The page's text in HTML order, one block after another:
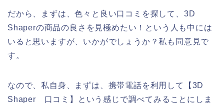
だから、まずは、色々と良い口コミを探して、3D
Shaperの商品の良さを見極めたい！という人も中には
いると思いますが、いかがでしょうか？私も同意見で
す。
なので、私自身、まずは、携帯電話を利用して【3D
Shaper 口コミ】という感じで調べてみることにしま